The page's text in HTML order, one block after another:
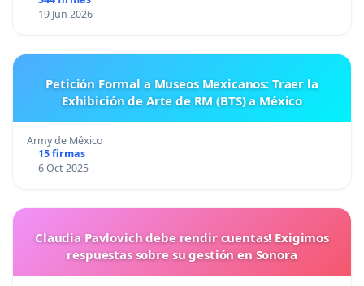
19 Jun 2026
Petición Formal a Museos Mexicanos: Traer la
Exhibición de Arte de RM (BTS) a México
Army de México
15 firmas
6 Oct 2025
Claudia Pavlovich debe rendir cuentas! Exigimos
respuestas sobre su gestión en Sonora